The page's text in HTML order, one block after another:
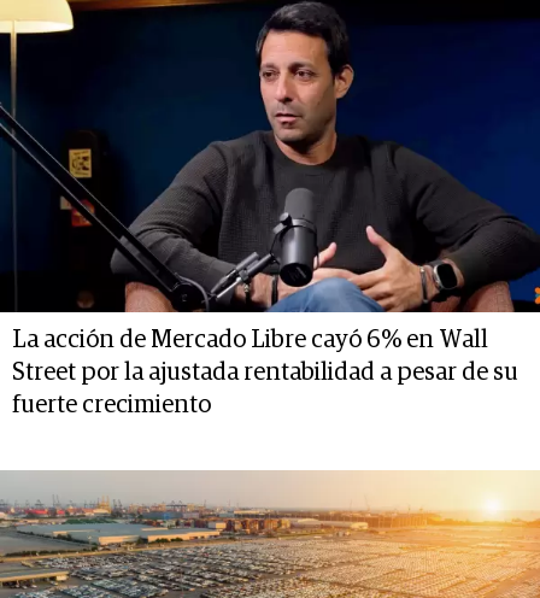
La acción de Mercado Libre cayó 6% en Wall
Street por la ajustada rentabilidad a pesar de su
fuerte crecimiento